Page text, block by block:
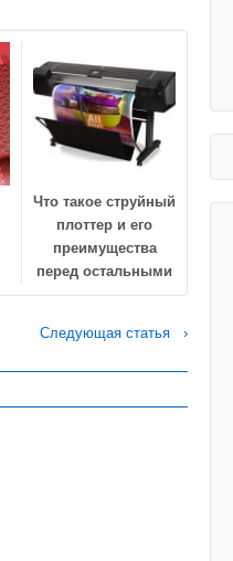
Что такое струйный
плоттер и его
преимущества
перед остальными
Следующая статья ›